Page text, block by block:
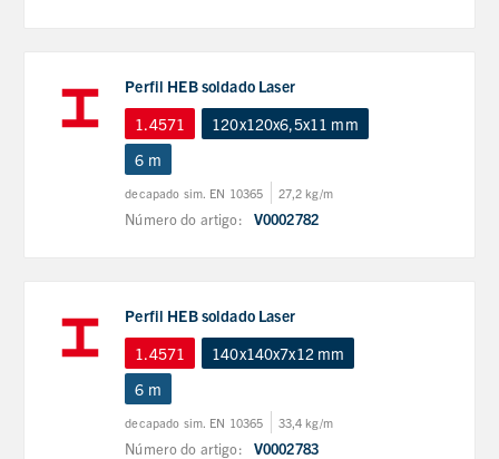
Perfil HEB soldado Laser
1.4571
120x120x6,5x11 mm
6 m
decapado sim. EN 10365 27,2 kg/m
Número do artigo: V0002782
Perfil HEB soldado Laser
1.4571
140x140x7x12 mm
6 m
decapado sim. EN 10365 33,4 kg/m
Número do artigo: V0002783